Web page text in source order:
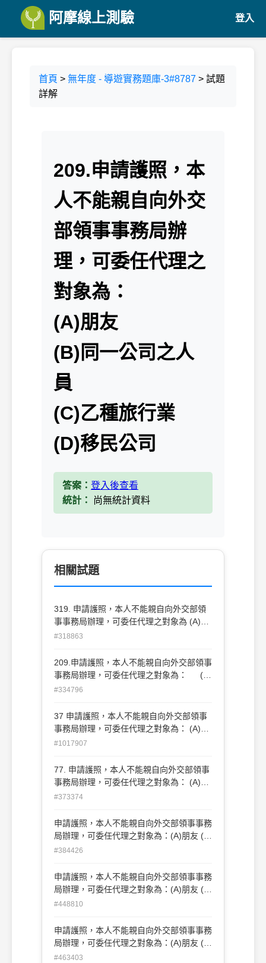
阿摩線上測驗 登入
首頁 > 無年度 - 導遊實務題庫-3#8787 > 試題
詳解
209.申請護照，本
人不能親自向外交
部領事事務局辦
理，可委任代理之
對象為：
(A)朋友
(B)同一公司之人
員
(C)乙種旅行業
(D)移民公司
答案： 登入後查看
統計：
尚無統計資料
相關試題
319. 申請護照，本人不能親自向外交部領
事事務局辦理，可委任代理之對象為 (A)朋
友 (B)同一公司之人員 (C)乙種旅行
#318863
209.申請護照，本人不能親自向外交部領事
事務局辦理，可委任代理之對象為： (A)
朋友 (B)同一公司之人員 (C)乙種旅行
#334796
37 申請護照，本人不能親自向外交部領事
事務局辦理，可委任代理之對象為： (A)朋
友(B)同一公司之人員(C)乙種旅行業(D)移
#1017907
77. 申請護照，本人不能親自向外交部領事
事務局辦理，可委任代理之對象為： (A)朋
友 (B)同一公司之人員 (C)乙種旅行業 (D)
#373374
申請護照，本人不能親自向外交部領事事務
局辦理，可委任代理之對象為：(A)朋友 (B)
同一公司之人員 (C)乙種旅行業 (D)移民公
#384426
申請護照，本人不能親自向外交部領事事務
局辦理，可委任代理之對象為：(A)朋友 (B)
同一公司之人員 (C)乙種旅行業 (D)移民公
#448810
申請護照，本人不能親自向外交部領事事務
局辦理，可委任代理之對象為：(A)朋友 (B)
同一公司之人員 (C)乙種旅行業 (D)移民公
#463403